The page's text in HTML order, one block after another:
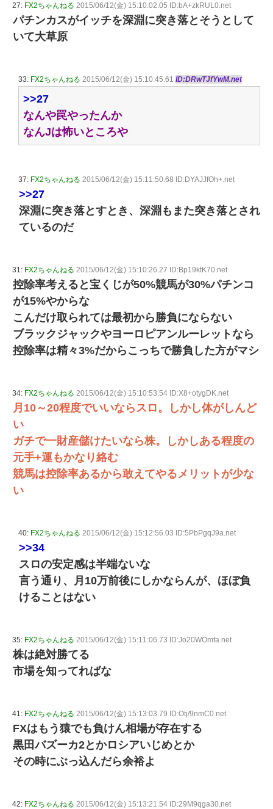
27: FX2ちゃんねる 2015/06/12(金) 15:10:02.05 ID:bA+zkRUL0.net
パチンカスがイッチを深淵に突き落とそうとして
いて大草原
33: FX2ちゃんねる 2015/06/12(金) 15:10:45.61 ID:DRwTJfYwM.net
>>27
なんや罠やったんか
なんJは怖いところや
37: FX2ちゃんねる 2015/06/12(金) 15:11:50.68 ID:DYAJJfOh+.net
>>27
深淵に突き落とすとき、深淵もまた突き落とされ
ているのだ
31: FX2ちゃんねる 2015/06/12(金) 15:10:26.27 ID:Bp19ktK70.net
控除率考えると宝くじが50%競馬が30%パチンコ
が15%やからな
こんだけ取られては最初から勝負にならない
ブラックジャックやヨーロピアンルーレットなら
控除率は精々3%だからこっちで勝負した方がマシ
34: FX2ちゃんねる 2015/06/12(金) 15:10:53.54 ID:X8+otygDK.net
月10～20程度でいいならスロ。しかし体がしんど
い
ガチで一財産儲けたいなら株。しかしある程度の
元手+運もかなり絡む
競馬は控除率あるから敢えてやるメリットが少な
い
40: FX2ちゃんねる 2015/06/12(金) 15:12:56.03 ID:5PbPgqJ9a.net
>>34
スロの安定感は半端ないな
言う通り、月10万前後にしかならんが、ほぼ負
けることはない
35: FX2ちゃんねる 2015/06/12(金) 15:11:06.73 ID:Jo20WOmfa.net
株は絶対勝てる
市場を知ってればな
41: FX2ちゃんねる 2015/06/12(金) 15:13:03.79 ID:Otj/9nmC0.net
FXはもう猿でも負けん相場が存在する
黒田バズーカ2とかロシアいじめとか
その時にぶっ込んだら余裕よ
42: FX2ちゃんねる 2015/06/12(金) 15:13:21.54 ID:29M9qga30.net